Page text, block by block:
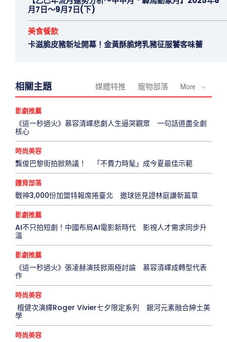
月7日～9月7日(下)
美食餐飲
卡滋脆皮豬新址開幕！金黃酥脆烤乳豬征服饕客味蕾
相關主題 媒體特推 寵物部落 More
影劇推薦
《這一秒過火》慕容清嶧悲劇人生逼哭觀眾 一句話道盡全劇
核心
時尚美容
龔俊巴黎街拍掀熱議！ 「不費力時髦」成今夏最佳示範
體育部落
戰神3,000份加盟特報席捲臺北 邀球迷見證林庭謙新篇章
影劇推薦
AI不只拍短劇！中國布局AI電影新時代 影視人才需求同步升
溫
影劇推薦
《這一秒過火》張凌赫演技掀兩極討論 慕容清嶧成轉型代表
作
時尚美容
檀健次演繹Roger Vivier七夕限定系列 銀河元素融合紳士美
學
時尚美容